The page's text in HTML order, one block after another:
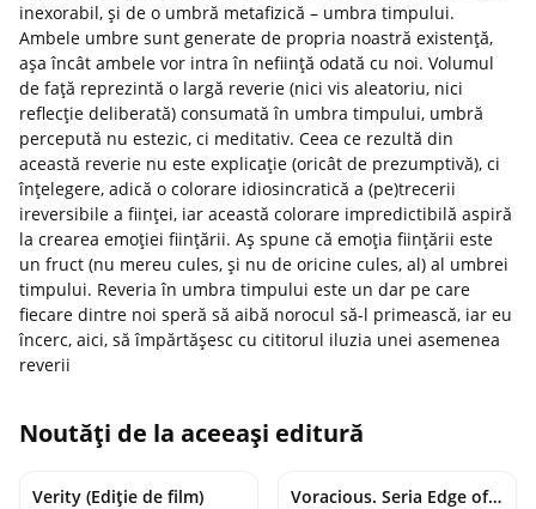
inexorabil, și de o umbră metafizică – umbra timpului.
Ambele umbre sunt generate de propria noastră existență,
așa încât ambele vor intra în neființă odată cu noi. Volumul
de față reprezintă o largă reverie (nici vis aleatoriu, nici
reflecție deliberată) consumată în umbra timpului, umbră
percepută nu estezic, ci meditativ. Ceea ce rezultă din
această reverie nu este explicație (oricât de prezumptivă), ci
înțelegere, adică o colorare idiosincratică a (pe)trecerii
ireversibile a ființei, iar această colorare impredictibilă aspiră
la crearea emoției ființării. Aș spune că emoția ființării este
un fruct (nu mereu cules, și nu de oricine cules, al) al umbrei
timpului. Reveria în umbra timpului este un dar pe care
fiecare dintre noi speră să aibă norocul să-l primească, iar eu
încerc, aici, să împărtășesc cu cititorul iluzia unei asemenea
reverii
Noutăți de la aceeași editură
Verity (Ediție de film)
Voracious. Seria Edge of Darkness Vol.2